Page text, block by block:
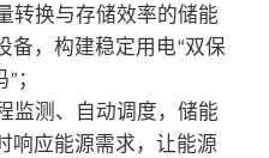
转换与存储效率的储能
备，构建稳定用电“双保
” ；
监测、自动调度，储能
响应能源需求，让能源